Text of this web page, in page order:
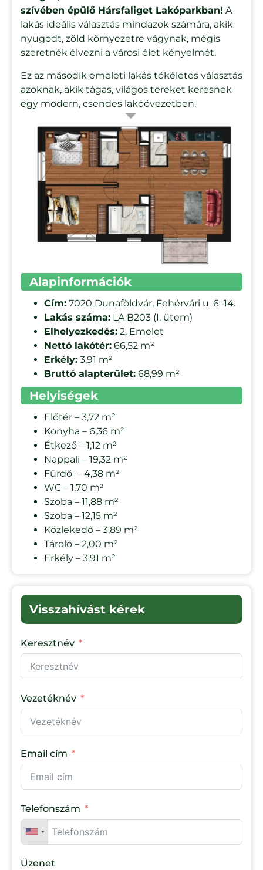
szívében épülő Hársfaliget Lakóparkban! A
lakás ideális választás mindazok számára, akik
nyugodt, zöld környezetre vágynak, mégis
szeretnék élvezni a városi élet kényelmét.
Ez az második emeleti lakás tökéletes választás
azoknak, akik tágas, világos tereket keresnek
egy modern, csendes lakóövezetben.
Alapinformációk
Cím: 7020 Dunaföldvár, Fehérvári u. 6–14.
Lakás száma: LA B203 (I. ütem)
Elhelyezkedés: 2. Emelet
Nettó lakótér: 66,52 m²
Erkély: 3,91 m²
Bruttó alapterület: 68,99 m²
Helyiségek
Előtér – 3,72 m²
Konyha – 6,36 m²
Étkező – 1,12 m²
Nappali – 19,32 m²
Fürdő – 4,38 m²
WC – 1,70 m²
Szoba – 11,88 m²
Szoba – 12,15 m²
Közlekedő – 3,89 m²
Tároló – 2,00 m²
Erkély – 3,91 m²
Visszahívást kérek
Keresztnév
Vezetéknév
Email cím
Telefonszám
Üzenet